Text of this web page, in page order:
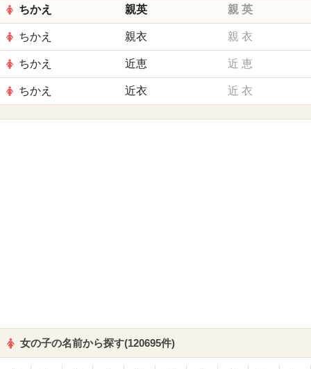
ちかえ 親英 親 英
ちかえ 親衣 親 衣
ちかえ 近恵 近 恵
ちかえ 近衣 近 衣
女の子の名前から探す(120695件)